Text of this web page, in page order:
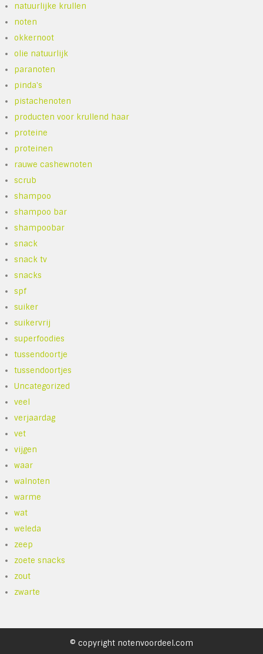
natuurlijke krullen
noten
okkernoot
olie natuurlijk
paranoten
pinda's
pistachenoten
producten voor krullend haar
proteine
proteinen
rauwe cashewnoten
scrub
shampoo
shampoo bar
shampoobar
snack
snack tv
snacks
spf
suiker
suikervrij
superfoodies
tussendoortje
tussendoortjes
Uncategorized
veel
verjaardag
vet
vijgen
waar
walnoten
warme
wat
weleda
zeep
zoete snacks
zout
zwarte
© copyright notenvoordeel.com